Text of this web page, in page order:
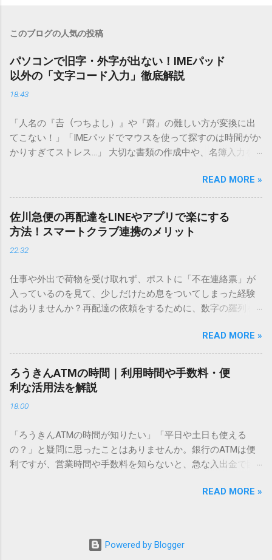
このブログの人気の投稿
パソコンで旧字・外字が出ない！IMEパッド
以外の「文字コード入力」徹底解説
18:43
「人名の『𠮷（つちよし）』や『齋』の難しい方が変換に出
てこない！」「IMEパッドでマウスを使って探すのは時間がか
かりすぎてストレス…」 大切な書類の作成中や、名簿入力を
てしまいますよね。多くの人が「IMEパッド（手書き入力）」
を使いますが、実はマウスで一画ずつ書くのは非効率です
し、似た漢字が多すぎて結局見つからないことも少なくあり
ません。 そこで今回は、IMEパッドを使わずに、特定のコー
ドを打ち込むだけで一瞬で旧字や外字、特殊記号を呼び出す
「文字コード入力」のテクニックを詳しく解説します。 この
必要はありません。 1. なぜ「変換」しても旧字・外字が出て
こないのか？ そもそも、なぜ普通の変換で出てこない漢字が
あるのでしょうか。その理由は、パソコンが文字を認識する
は、JIS規格（日本産業規格）によって「第1水準」「第2水
準」といった形で整理されています。しかし、人名や地名に
使われる非常に古い漢字（旧字）や、特定の組織だけで作ら
れた「外字」は、この一般的な変換リストに含まれていない
ン上のすべての文字には、いわば「住所」のような番号が割
り振られています。変換候補に出ない文字でも、この住所
（コード）を直接指定すれば、確実に呼び出すことができる
のです。 2. Windows標準機能！文字コードで漢字を出す「16
進数入力」 最も汎用性が高く、特別なソフトも不要なのが
20BB7）」を把握する。 入力モードを「半角」にする（※重
READ MORE »
佐川急便の再配達をLINEやアプリで楽にする
方法！スマートクラブ連携のメリット
22:32
仕事や外出で荷物を受け取れず、ポストに「不在連絡票」が
入っているのを見て、少しだけため息をついてしまった経験
はありませんか？再配達の依頼をするために、数字の羅列を
ことに申し訳なさを感じたりすることもあるかもしれませ
ん。 「もっとスムーズに、自分のタイミングで受け取りた
い」 「わざわざ電話をかけずに、スマホ一つで完結させた
い」 そんな願いを叶えてくれるのが、佐川急便の会員制サー
ビス「スマートクラブ」と、LINEや公式アプリの連携です。
これらを活用するだけで、再配達のストレスは驚くほど軽く
受け取り術と、連携による具体的なメリットを徹底解説しま
す。 佐川急便の再配達が劇的に変わる「スマートクラブ」と
は？ まず押さえておきたいのが、佐川急便の個人向け無料会
況をリアルタイムで管理するための基盤となるサービスで
が飛躍的に向上しています。登録を済ませておくだけで、荷
READ MORE »
ろうきんATMの時間｜利用時間や手数料・便
利な活用法を解説
18:00
「ろうきんATMの時間が知りたい」「平日や土日も使える
の？」と疑問に思ったことはありませんか。銀行のATMは便
利ですが、営業時間や手数料を知らないと、急な入出金で困
ATM営業時間や利用の注意点、便利な活用法 を詳しく解説し
です。 1-1. 店舗内ATM 平日：9:00〜17:00 土曜・日曜・祝
日：休止（※一部店舗では土曜日のみ利用可能） 店舗内ATM
READ MORE »
Powered by Blogger